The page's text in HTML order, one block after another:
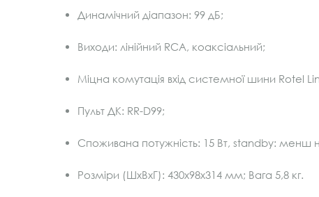
Динамічний діапазон: 99 дБ;
Виходи: лінійний RCA, коаксіальний;
Міцна комутація вхід системної шини Rotel
Пульт ДК: RR-D99;
Споживана потужність: 15 Вт, standby: менш
Розміри (ШхВхГ): 430x98x314 мм; Вага 5,8 кг.